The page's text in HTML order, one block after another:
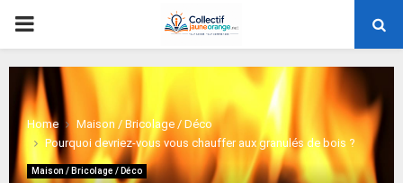
PRIMARY
MENU
Home
Maison / Bricolage / Déco
Pourquoi devriez-vous vous chauffer aux granulés de bois ?
Maison / Bricolage / Déco